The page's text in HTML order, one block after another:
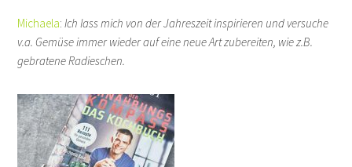
Michaela:Ich lass mich von der Jahreszeit inspirieren und versuche
v.a. Gemüse immer wieder auf eine neue Art zubereiten, wie z.B.
gebratene Radieschen.